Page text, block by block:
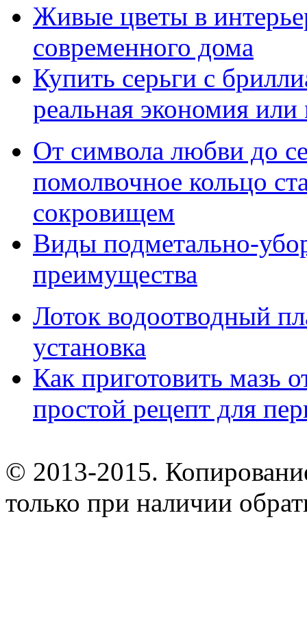
Живые цветы в
современного дома
Купить серьги с
реальная экономия
От символа любви до
помолвочное кольцо
сокровищем
Виды подметально-
преимущества
Лоток водоотводный
установка
Как приготовить мазь
простой рецепт для
© 2013-2015.
только при наличии